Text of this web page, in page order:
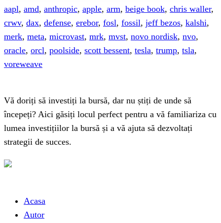
aapl, amd, anthropic, apple, arm, beige book, chris waller,
crwv, dax, defense, erebor, fosl, fossil, jeff bezos, kalshi,
merk, meta, microvast, mrk, mvst, novo nordisk, nvo,
oracle, orcl, poolside, scott bessent, tesla, trump, tsla,
voreweave
Vă doriți să investiți la bursă, dar nu știți de unde să
începeți? Aici găsiți locul perfect pentru a vă familiariza cu
lumea investițiilor la bursă și a vă ajuta să dezvoltați
strategii de succes.
Acasa
Autor